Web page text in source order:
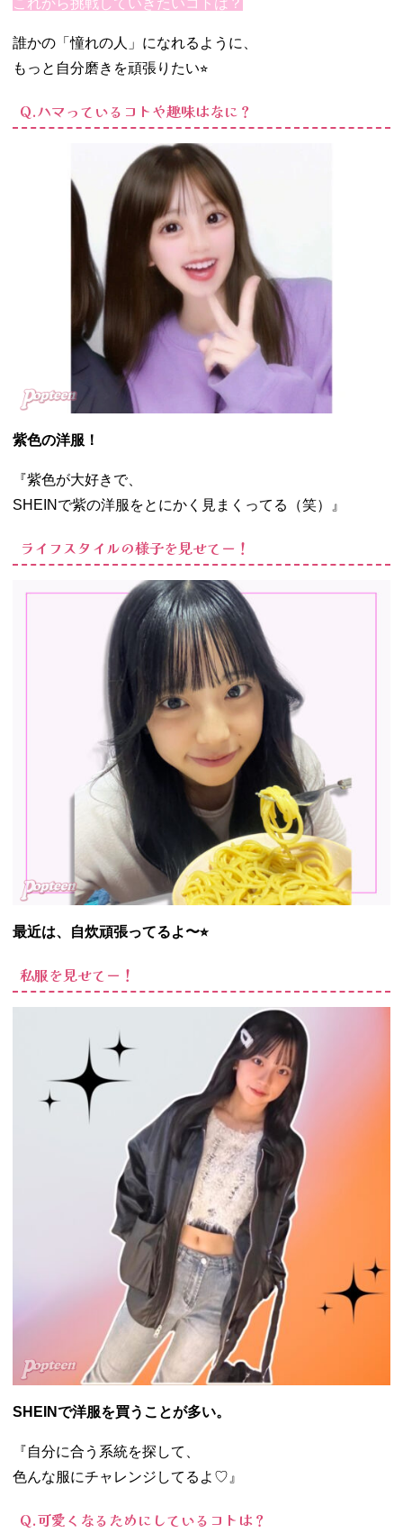
これから挑戦していきたいコトは？
誰かの「憧れの人」になれるように、
もっと自分磨きを頑張りたい⭐︎
Q.ハマっているコトや趣味はなに？
紫色の洋服！
『紫色が大好きで、
SHEINで紫の洋服をとにかく見まくってる（笑）』
ライフスタイルの様子を見せてー！
最近は、自炊頑張ってるよ〜⭐︎
私服を見せてー！
SHEINで洋服を買うことが多い。
『自分に合う系統を探して、
色んな服にチャレンジしてるよ♡』
Q.可愛くなるためにしているコトは？